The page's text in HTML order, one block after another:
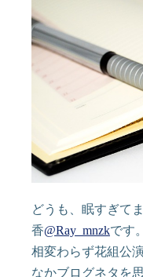
どうも、眠すぎて
香@Ray_mnzkです。
相変わらず花組公
なかブログネタを